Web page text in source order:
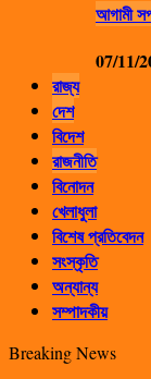
আগামী
07/11/
রাজ্য
দেশ
বিদেশ
রাজনীতি
বিনোদন
খেলাধুলা
বিশেষ প্রতিবেদন
সংস্কৃতি
অন্যান্য
সম্পাদকীয়
Breaking News